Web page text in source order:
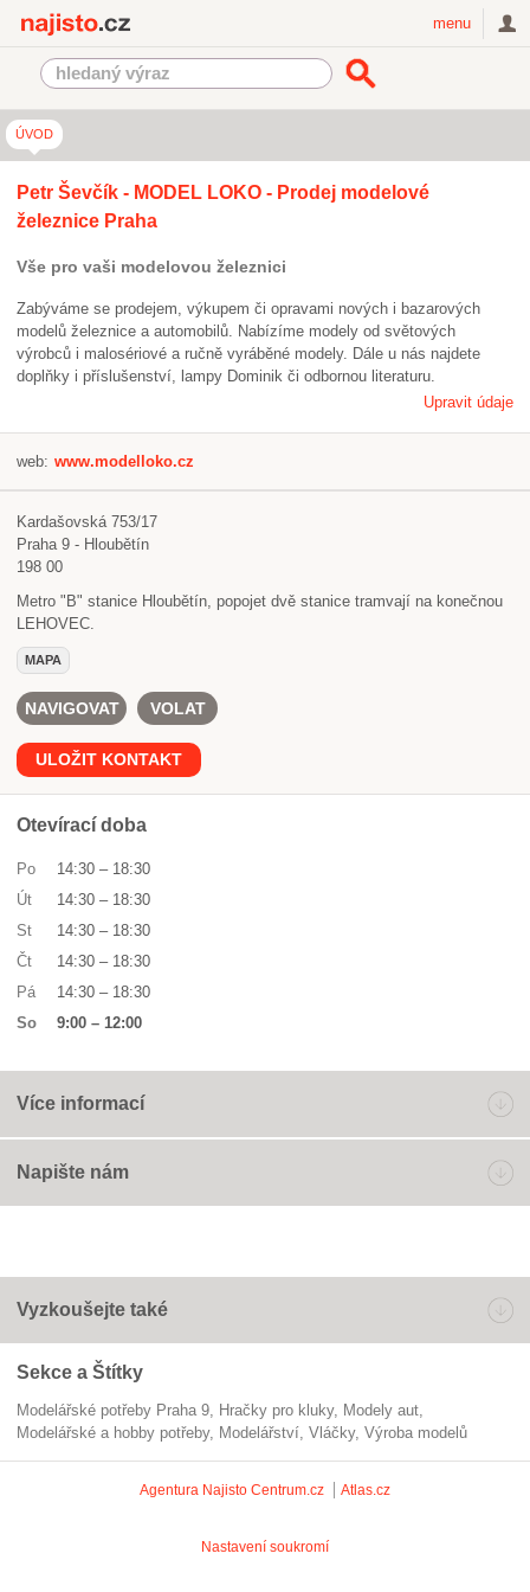
menu
ÚVOD
Petr Ševčík - MODEL LOKO - Prodej modelové
železnice Praha
Vše pro vaši modelovou železnici
Zabýváme se prodejem, výkupem či opravami nových i bazarových
modelů železnice a automobilů. Nabízíme modely od světových
výrobců i malosériové a ručně vyráběné modely. Dále u nás najdete
doplňky i příslušenství, lampy Dominik či odbornou literaturu.
Upravit údaje
web: www.modelloko.cz
Kardašovská 753/17
Praha 9 - Hloubětín
198 00
Metro "B" stanice Hloubětín, popojet dvě stanice tramvají na konečnou
LEHOVEC.
MAPA
NAVIGOVAT VOLAT
ULOŽIT KONTAKT
Otevírací doba
Po 14:30 – 18:30
Út
14:30 – 18:30
St
14:30 – 18:30
Čt
14:30 – 18:30
Pá
14:30 – 18:30
So
9:00 – 12:00
Více informací
Napište nám
Vyzkoušejte také
Sekce a Štítky
Modelářské potřeby Praha 9 hračky pro kluky
modely aut
Modelářské a hobby potřeby
modelářství vláčky výroba modelů
Agentura Najisto Centrum.cz Atlas.cz
Nastavení soukromí